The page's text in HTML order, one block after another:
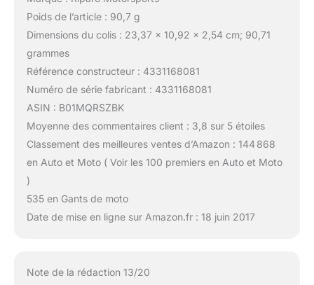
Poids de l’article : 90,7 g
Dimensions du colis : 23,37 x 10,92 x 2,54 cm; 90,71
grammes
Référence constructeur : 4331168081
Numéro de série fabricant : 4331168081
ASIN : B01MQRSZBK
Moyenne des commentaires client : 3,8 sur 5 étoiles
Classement des meilleures ventes d’Amazon : 144 868
en Auto et Moto ( Voir les 100 premiers en Auto et Moto
)
535 en Gants de moto
Date de mise en ligne sur Amazon.fr : 18 juin 2017
Note de la rédaction 13/20